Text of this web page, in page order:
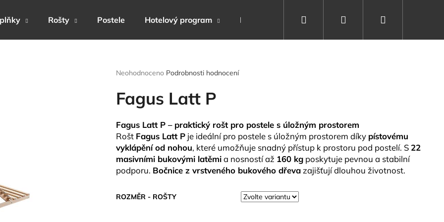
Rošty Postele Hotelový program Dárkové poukazy Vše o spánku
Přihlášení
Průměrné
produktu
je
5
hvězdiček.
Neohodnoceno Podrobnosti hodnocení
Fagus Latt P
Fagus Latt P – praktický rošt pro postele s úložným prostorem
Rošt Fagus Latt P je ideální pro postele s úložným prostorem díky pístovému
vyklápění od nohou, které umožňuje snadný přístup k prostoru pod postelí. S 22
masivními bukovými latěmia nosností až 160 kg poskytuje pevnou a stabilní
podporu. Bočnice z vrstveného bukového dřevazajišťují dlouhou životnost.
ROZMĚR - ROŠTY
HLEDAT